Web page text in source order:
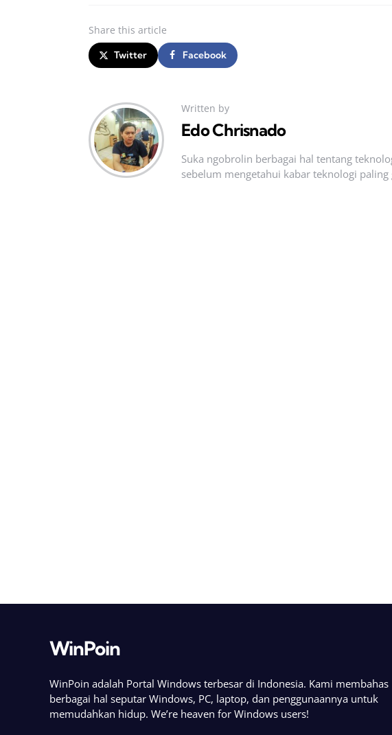
Share this article
Twitter Facebook
Written by
Edo Chrisnado
Suka ngobrolin berbagai hal tentang
sebelum mengetahui kabar teknologi paling
WinPoin
WinPoin adalah Portal Windows terbesar di Indonesia. Kami membahas
berbagai hal seputar Windows, PC, laptop, dan penggunaannya untuk
memudahkan hidup. We’re heaven for Windows users!